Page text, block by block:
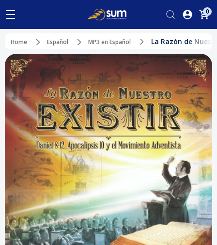
0
Home Español MP3 en Español La Razón de